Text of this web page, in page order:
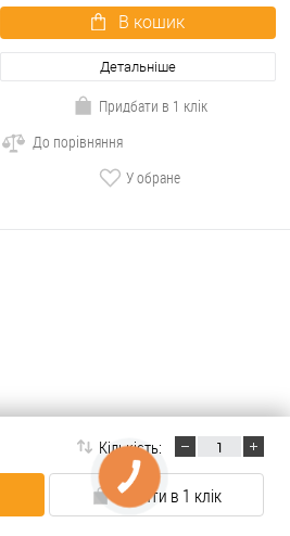
Кількість:
Купити в 1 клік
В кошик
Детальніше
Придбати в 1 клік
До порівняння
У обране